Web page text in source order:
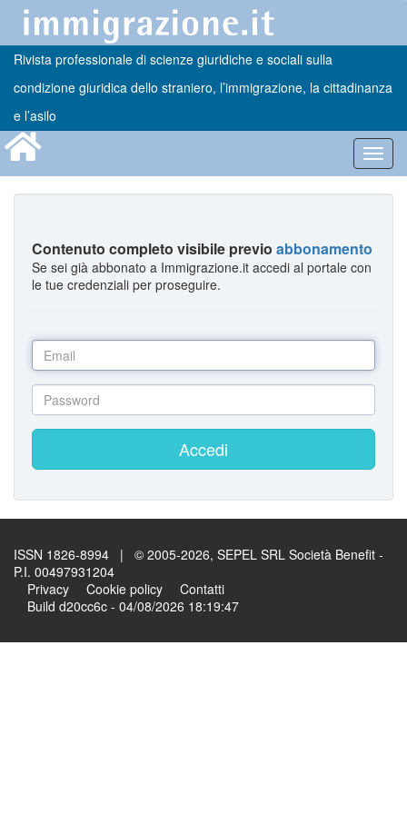
Rivista professionale di scienze giuridiche e sociali sulla
condizione giuridica dello straniero, l’immigrazione, la cittadinanza
e l’asilo
Contenuto completo visibile previo abbonamento
Se sei già abbonato a Immigrazione.it accedi al portale con
le tue credenziali per proseguire.
Accedi
ISSN 1826-8994 | © 2005-2026, SEPEL SRL Società Benefit -
P.I. 00497931204
Privacy
Cookie policy
Contatti
Build d20cc6c - 04/08/2026 18:19:47